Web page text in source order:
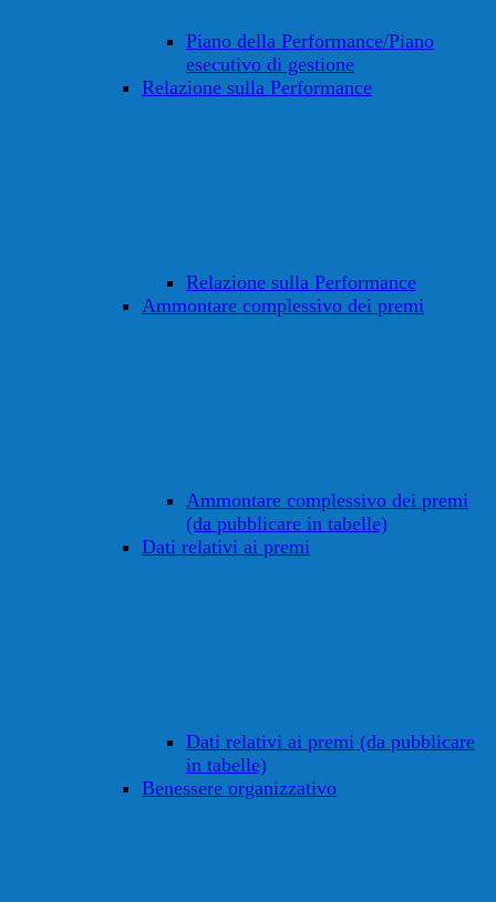
Piano della Performance/Piano
esecutivo di gestione
Relazione sulla Performance
Relazione sulla Performance
Ammontare complessivo dei premi
Ammontare complessivo dei premi
(da pubblicare in tabelle)
Dati relativi ai premi
Dati relativi ai premi (da pubblicare
in tabelle)
Benessere organizzativo